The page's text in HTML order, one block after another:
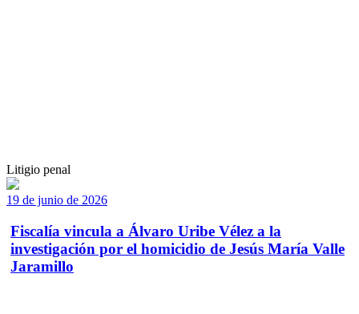
Litigio penal
19 de junio de 2026
Fiscalía vincula a Álvaro Uribe Vélez a la
investigación por el homicidio de Jesús María Valle
Jaramillo